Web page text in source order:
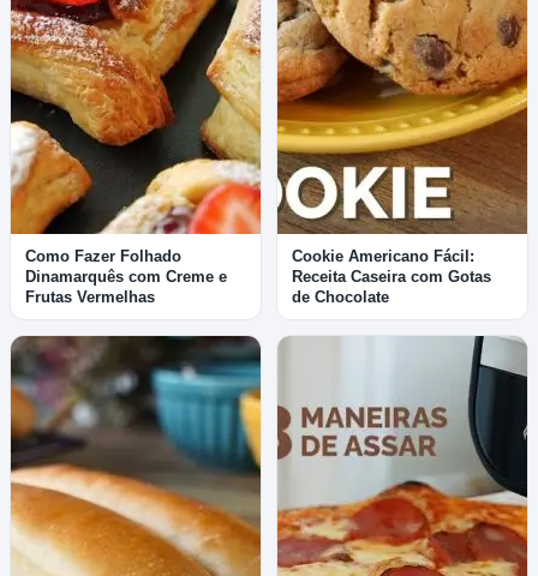
Como Fazer Folhado
Dinamarquês com Creme e
Frutas Vermelhas
Cookie Americano Fácil:
Receita Caseira com Gotas
de Chocolate